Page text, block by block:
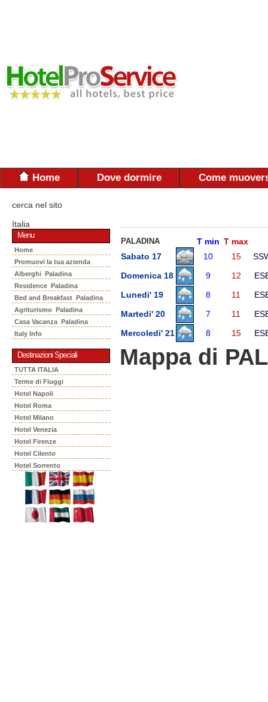
Home Dove dormire Come
cerca nel sito
Italia
Menu
Home
Promuovi la tua azienda
Alberghi Paladina
Residence Paladina
Bed and Breakfast Paladina
Agriturismo Paladina
Casa Vacanza Paladina
Italy Info
Destinazioni Speciali
TUTTA ITALIA
Terme di Fiuggi
Hotel Napoli
Hotel Roma
Hotel Milano
Hotel Venezia
Hotel Firenze
Hotel Cilento
Hotel Sorrento
PALADINA T min T max
Sabato 17
10 15
Domenica 18
9 12
Lunedi' 19
8 11
Martedi' 20
7 11
Mercoledi' 21
8 15
Mappa di